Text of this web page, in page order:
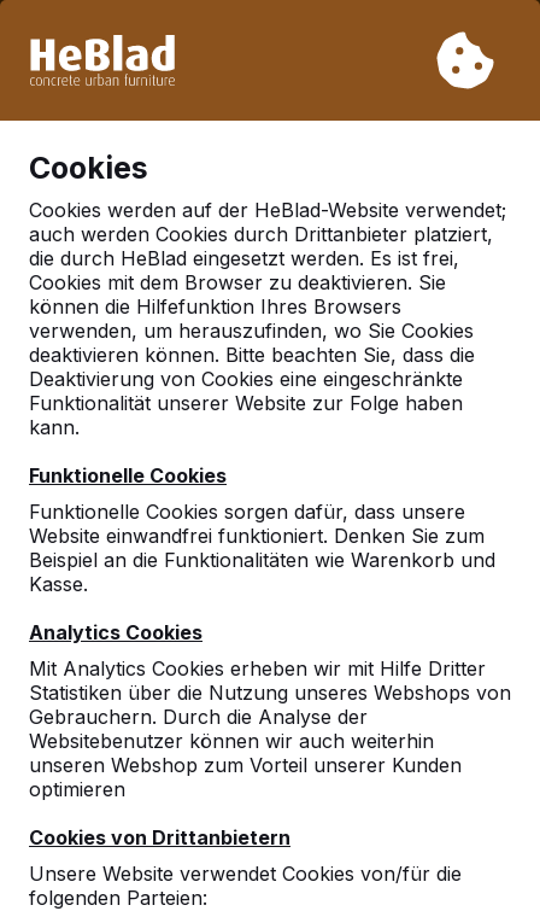
Woche 33 nicht. Bitte berücksichtigen Sie daher längere
Cookies
Cookies werden auf der HeBlad-Website verwendet;
auch werden Cookies durch Drittanbieter platziert,
die durch HeBlad eingesetzt werden. Es ist frei,
Cookies mit dem Browser zu deaktivieren. Sie
können die Hilfefunktion Ihres Browsers
verwenden, um herauszufinden, wo Sie Cookies
deaktivieren können. Bitte beachten Sie, dass die
Deaktivierung von Cookies eine eingeschränkte
Funktionalität unserer Website zur Folge haben
kann.
Funktionelle Cookies
Funktionelle Cookies sorgen dafür, dass unsere
Website einwandfrei funktioniert. Denken Sie zum
Beispiel an die Funktionalitäten wie Warenkorb und
Kasse.
Analytics Cookies
Mit Analytics Cookies erheben wir mit Hilfe Dritter
Statistiken über die Nutzung unseres Webshops von
Gebrauchern. Durch die Analyse der
Websitebenutzer können wir auch weiterhin
unseren Webshop zum Vorteil unserer Kunden
optimieren
Cookies von Drittanbietern
Unsere Website verwendet Cookies von/für die
folgenden Parteien:
Deutschland
Referenties in:Dachau
10
robusten und stabilen Eindruck. Bespielt
haben wir sie noch nicht
06-09-2018